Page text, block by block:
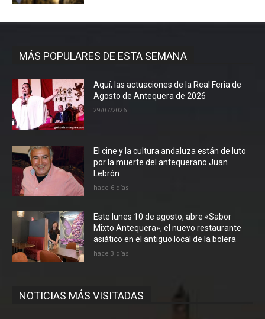
MÁS POPULARES DE ESTA SEMANA
Aquí, las actuaciones de la Real Feria de
Agosto de Antequera de 2026
29/07/2026
El cine y la cultura andaluza están de luto
por la muerte del antequerano Juan
Lebrón
hace 6 días
Este lunes 10 de agosto, abre «Sabor
Mixto Antequera», el nuevo restaurante
asiático en el antiguo local de la bolera
hace 3 días
NOTICIAS MÁS VISITADAS